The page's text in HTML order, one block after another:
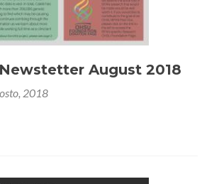
August 2018
2018